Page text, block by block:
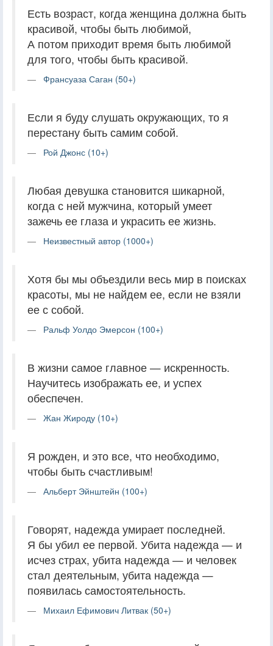
Есть возраст, когда женщина должна быть
красивой, чтобы быть любимой,
А потом приходит время быть любимой
для того, чтобы быть красивой.
Франсуаза Саган (50+)
Если я буду слушать окружающих, то я
перестану быть самим собой.
Рой Джонс (10+)
Любая девушка становится шикарной,
когда с ней мужчина, который умеет
зажечь ее глаза и украсить ее жизнь.
Неизвестный автор (1000+)
Хотя бы мы объездили весь мир в поисках
красоты, мы не найдем ее, если не взяли
ее с собой.
Ральф Уолдо Эмерсон (100+)
В жизни самое главное — искренность.
Научитесь изображать ее, и успех
обеспечен.
Жан Жироду (10+)
Я рожден, и это все, что необходимо,
чтобы быть счастливым!
Альберт Эйнштейн (100+)
Говорят, надежда умирает последней.
Я бы убил ее первой. Убита надежда — и
исчез страх, убита надежда — и человек
стал деятельным, убита надежда —
появилась самостоятельность.
Михаил Ефимович Литвак (50+)